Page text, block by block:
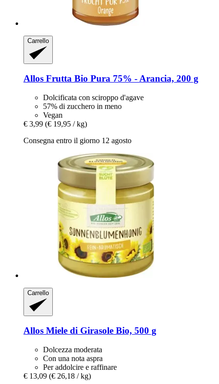
Carrello
Allos Frutta Bio Pura 75% -​ Arancia, 200 g
Dolcificata con sciroppo d'agave
57% di zucchero in meno
Vegan
€ 3,99 (€ 19,95 / kg)
Consegna entro il giorno 12 agosto
Carrello
Allos Miele di Girasole Bio, 500 g
Dolcezza moderata
Con una nota aspra
Per addolcire e raffinare
€ 13,09 (€ 26,18 / kg)